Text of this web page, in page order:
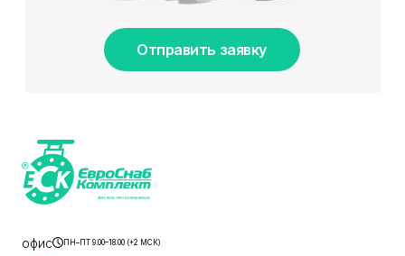
Отправить заявку
офис ПН–ПТ 9.00–18.00 (+2 МСК)